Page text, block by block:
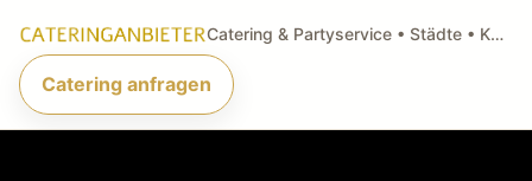
Catering & Partyservice • Städte • Küchenarten • Anfragen
Catering anfragen